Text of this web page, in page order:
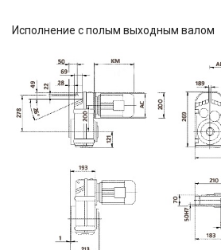
Исполнение с полым выходным валом